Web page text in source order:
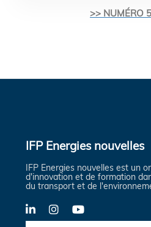
>> NUMÉRO
IFP Energies nouvelles
IFP Energies nouvelles est un
d'innovation et de formation
du transport et de
LinkedInInstagramYouTube